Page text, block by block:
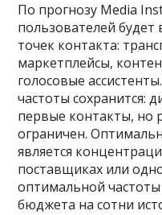
По прогнозу Media
пользователей
точек контакта:
маркетплейсы,
голосовые
частоты сохранится:
первые контакты, но
ограничен.
является
поставщиках или
оптимальной
бюджета на сотни